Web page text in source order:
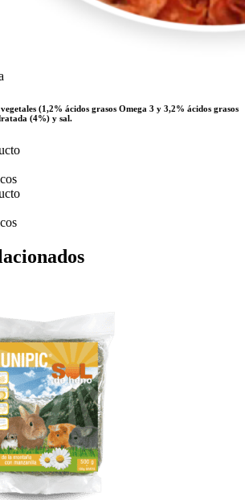
(1,2% ácidos grasos Omega 3 y 3,2% ácidos grasos
(4%) y sal.